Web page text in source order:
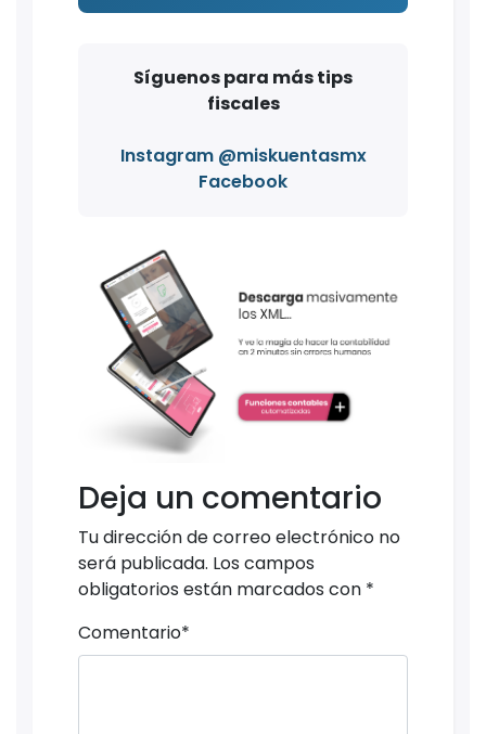
Síguenos para más tips
fiscales
Instagram @miskuentasmx
Facebook
Deja un comentario
Tu dirección de correo electrónico no
será publicada. Los campos
obligatorios están marcados con *
Comentario*